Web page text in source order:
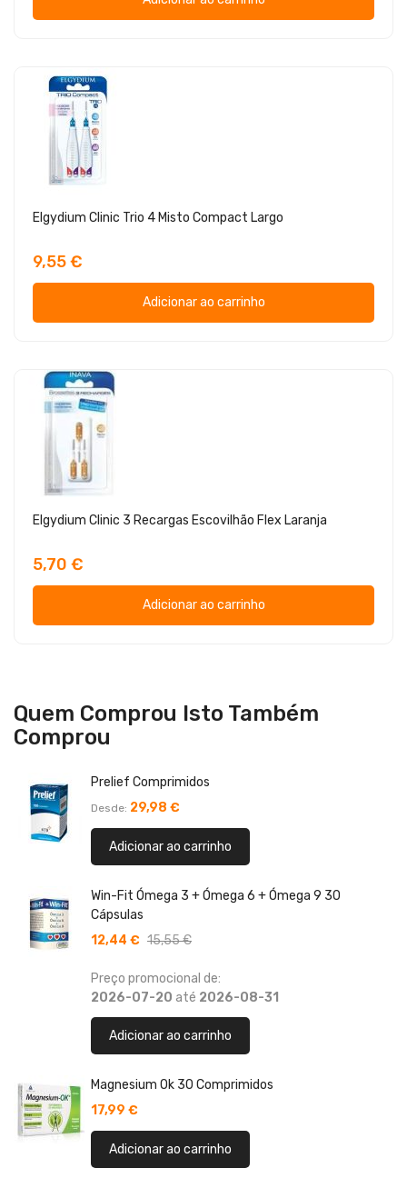
Elgydium Clinic Trio 4 Misto Compact Largo
9,55 €
Adicionar ao carrinho
Elgydium Clinic 3 Recargas Escovilhão Flex Laranja
5,70 €
Adicionar ao carrinho
Quem Comprou Isto Também
Comprou
Prelief Comprimidos
Desde 29,98 €
Adicionar ao carrinho
Win-Fit Ómega 3 + Ómega 6 + Ómega 9 30
Cápsulas
12,44 € 15,55 €
Preço promocional de:
2026-07-20 até 2026-08-31
Adicionar ao carrinho
Magnesium Ok 30 Comprimidos
17,99 €
Adicionar ao carrinho